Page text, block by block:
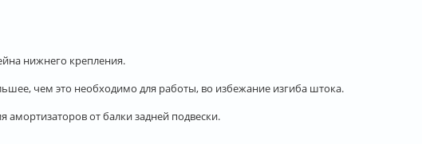
нижнего крепления.
чем это необходимо для работы, во избежание изгиба штока.
от балки задней подвески.